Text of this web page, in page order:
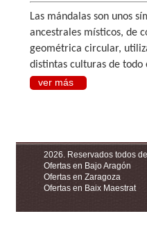
Las mándalas son unos
ancestrales místicos, de
geométrica circular,
distintas culturas de todo
ver más
2026. Reservados todos
Ofertas en Bajo Aragón
Ofertas en Zaragoza
Ofertas en Baix Maestrat